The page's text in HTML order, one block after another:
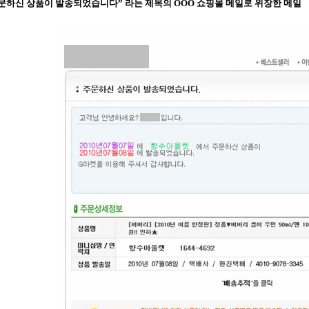
하신 상품이 발송되었습니다” 라는 제목의 OOO 쇼핑몰 메일로 위장한 메일